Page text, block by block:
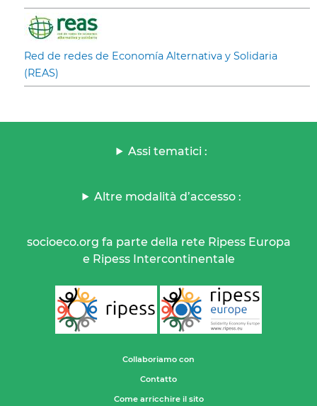
Red de redes de Economía Alternativa y Solidaria
(REAS)
Assi tematici :
Altre modalità d’accesso :
socioeco.org fa parte della rete Ripess Europa
e Ripess Intercontinentale
Collaboriamo con
Contatto
Come arricchire il sito